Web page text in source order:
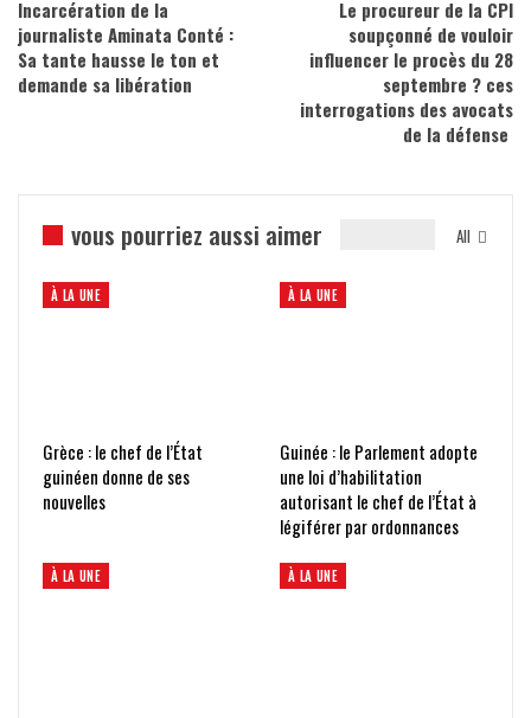
Incarcération de la
journaliste Aminata Conté :
Sa tante hausse le ton et
demande sa libération
Le procureur de la CPI
soupçonné de vouloir
influencer le procès du 28
septembre ? ces
interrogations des avocats
de la défense
All
vous pourriez aussi aimer
À LA UNE
Grèce : le chef de l’État
guinéen donne de ses
nouvelles
À LA UNE
Guinée : le Parlement adopte
une loi d’habilitation
autorisant le chef de l’État à
légiférer par ordonnances
À LA UNE À LA UNE